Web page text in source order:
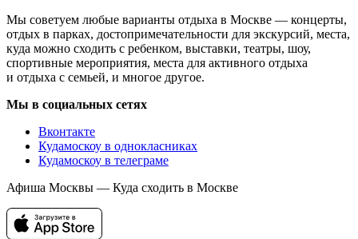
Мы советуем любые варианты отдыха в Москве — концерты,
отдых в парках, достопримечательности для экскурсий, места,
куда можно сходить с ребенком, выставки, театры, шоу,
спортивные мероприятия, места для активного отдыха
и отдыха с семьей, и многое другое.
Мы в социальных сетях
Вконтакте
Кудамоскоу в однокласниках
Кудамоскоу в телеграме
Афиша Москвы — Куда сходить в Москве